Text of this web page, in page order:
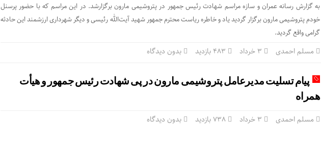
به گزارش رسانه عمران و سازه مراسم شهادت رئیس جمهور در پتروشیمی مارون برگزارشد. در این مراسم که با حضور پرسنل
خودم پتروشیمی مارون برگزار گردید یاد و خاطره ریاست محترم جمهور شهید آیت‌الله رئیسی و دیگر شهرداری ارزشمند این حادثه
گرامی واقع گردید.
مسلم احمدی بدون دیدگاه
پیام تسلیت مدیرعامل پتروشیمی مارون در پی شهادت رئیس جمهور و هیأت
همراه
مسلم احمدی بدون دیدگاه